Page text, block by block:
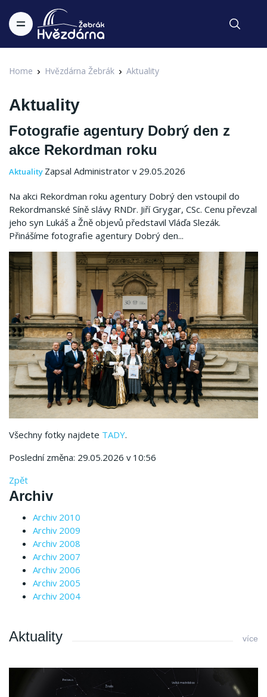
Home Hvězdárna Žebrák Aktuality
Aktuality
Fotografie agentury Dobrý den z
akce Rekordman roku
Aktuality Zapsal Administrator v 29.05.2026
Na akci Rekordman roku agentury Dobrý den vstoupil do
Rekordmanské Síně slávy RNDr. Jiří Grygar, CSc. Cenu převzal
jeho syn Lukáš a Žně objevů představil Vláďa Slezák.
Přinášíme fotografie agentury Dobrý den...
Všechny fotky najdete TADY.
Poslední změna: 29.05.2026 v 10:56
Zpět
Archiv
Archiv 2010
Archiv 2009
Archiv 2008
Archiv 2007
Archiv 2006
Archiv 2005
Archiv 2004
Aktuality více